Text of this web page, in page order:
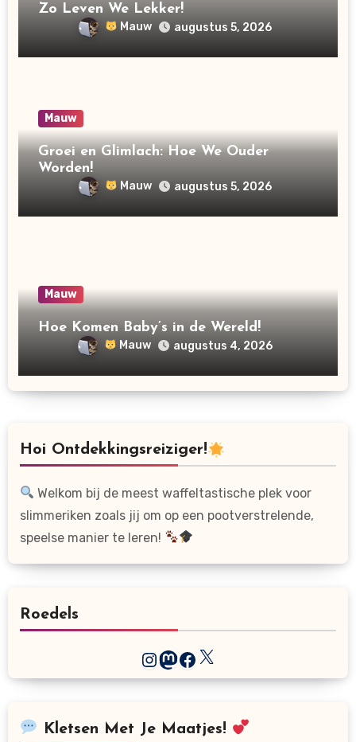
Zo Leven We Lekker!
Mauw augustus 5, 2026
Mauw
Groei en Glimlach: Hoe We Ouder
Worden!
Mauw augustus 5, 2026
Mauw
Hoe Komen Baby’s in de Wereld!
Mauw augustus 4, 2026
Hoi Ontdekkingsreiziger!
Welkom bij de meest waffeltastische plek voor
slimmeriken zoals jij om op een pootverstrelende,
speelse manier te leren!
Roedels
Instagram
Mastodon
Facebook
X
Kletsen Met Je Maatjes!